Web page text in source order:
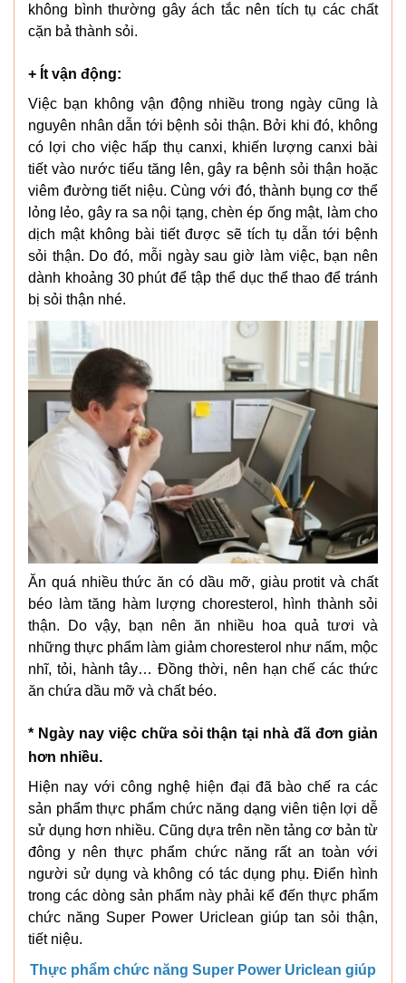
không bình thường gây ách tắc nên tích tụ các chất
cặn bả thành sỏi.
+ Ít vận động:
Việc bạn không vận động nhiều trong ngày cũng là
nguyên nhân dẫn tới bệnh sỏi thận. Bởi khi đó, không
có lợi cho việc hấp thụ canxi, khiến lượng canxi bài
tiết vào nước tiểu tăng lên, gây ra bệnh sỏi thận hoặc
viêm đường tiết niệu. Cùng với đó, thành bụng cơ thể
lỏng lẻo, gây ra sa nội tạng, chèn ép ống mật, làm cho
dịch mật không bài tiết được sẽ tích tụ dẫn tới bệnh
sỏi thận. Do đó, mỗi ngày sau giờ làm việc, bạn nên
dành khoảng 30 phút để tập thể dục thể thao để tránh
bị sỏi thận nhé.
Ăn quá nhiều thức ăn có dầu mỡ, giàu protit và chất
béo làm tăng hàm lượng choresterol, hình thành sỏi
thận. Do vậy, bạn nên ăn nhiều hoa quả tươi và
những thực phẩm làm giảm choresterol như nấm, mộc
nhĩ, tỏi, hành tây… Đồng thời, nên hạn chế các thức
ăn chứa dầu mỡ và chất béo.
* Ngày nay việc chữa sỏi thận tại nhà đã đơn giản
hơn nhiều.
Hiện nay với công nghệ hiện đại đã bào chế ra các
sản phẩm thực phẩm chức năng dạng viên tiện lợi dễ
sử dụng hơn nhiều. Cũng dựa trên nền tảng cơ bản từ
đông y nên thực phẩm chức năng rất an toàn với
người sử dụng và không có tác dụng phụ. Điển hình
trong các dòng sản phẩm này phải kể đến thực phẩm
chức năng Super Power Uriclean giúp tan sỏi thận,
tiết niệu.
Thực phẩm chức năng Super Power Uriclean giúp